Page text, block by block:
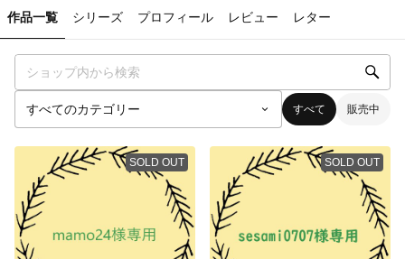
作品一覧 シリーズ プロフィール レビュー レター
すべて 販売中
SOLD OUT SOLD OUT